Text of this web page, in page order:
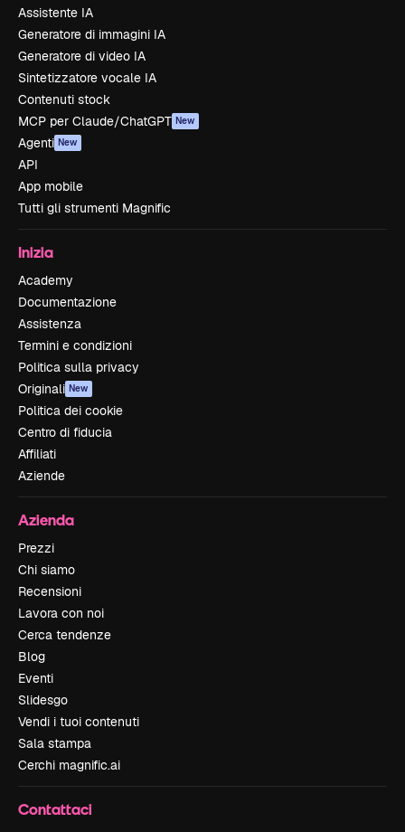
Assistente IA
Generatore di immagini IA
Generatore di video IA
Sintetizzatore vocale IA
Contenuti stock
MCP per Claude/ChatGPT New
Agenti New
API
App mobile
Tutti gli strumenti Magnific
Inizia
Academy
Documentazione
Assistenza
Termini e condizioni
Politica sulla privacy
Originali New
Politica dei cookie
Centro di fiducia
Affiliati
Aziende
Azienda
Prezzi
Chi siamo
Recensioni
Lavora con noi
Cerca tendenze
Blog
Eventi
Slidesgo
Vendi i tuoi contenuti
Sala stampa
Cerchi magnific.ai
Contattaci